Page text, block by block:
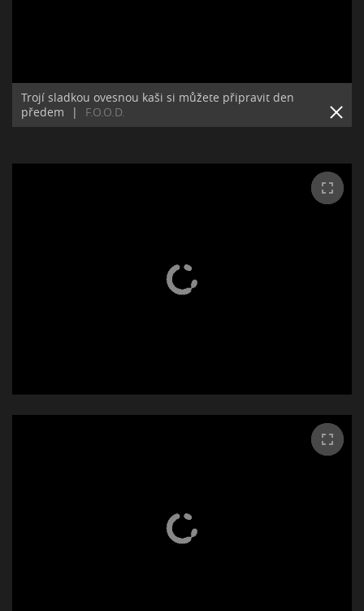
Trojí sladkou ovesnou kaši si můžete připravit den
předem
| F.O.O.D.